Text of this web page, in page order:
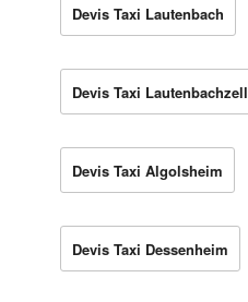
Devis Taxi Lautenbach
Devis Taxi Lautenbachzell
Devis Taxi Algolsheim
Devis Taxi Dessenheim